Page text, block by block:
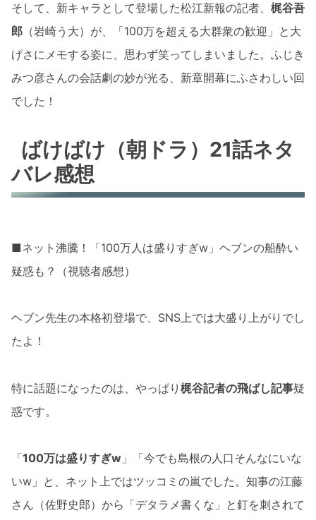
そして、新キャラとして登場した松江新報の記者、 梶谷吾
郎 （岩崎う大）が、「100万を超える大群衆の歓迎」と大
げさにメモする姿に、思わず笑ってしまいました。ふじき
みつ彦さんの会話劇の妙が光る、新章開幕にふさわしい回
でした！
ばけばけ（朝ドラ）21話ネタ
バレ感想
■ネット沸騰！「100万人は盛りすぎw」ヘブンの船酔い
疑惑も？（視聴者感想）
ヘブン先生の本格初登場で、SNS上では大盛り上がりでし
たよ！
特に話題になったのは、やっぱり 梶谷記者の飛ばし記事疑
惑です。
「100万は盛りすぎw 」「今でも島根の人口そんなにいな
いw」と、ネット上ではツッコミの嵐でした。知事の江藤
さん（佐野史郎）から「デタラメ書くな」と釘を刺されて